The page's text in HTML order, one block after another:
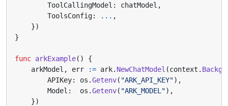
ToolCallingModel : chatModel ,
ToolsConfig: ... ,
})
}
func arkExample()
{
arkModel , err := ark. NewChatModel (context .
APIKey: os .Getenv( "ARK_API_KEY"),
Model : os .Getenv( "ARK_MODEL"),
})